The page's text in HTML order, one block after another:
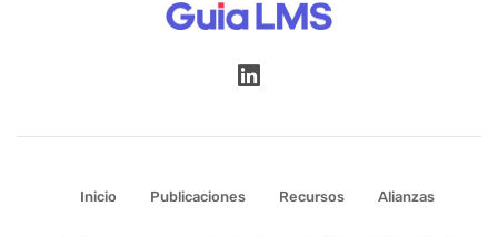
Inicio Publicaciones Recursos Alianzas